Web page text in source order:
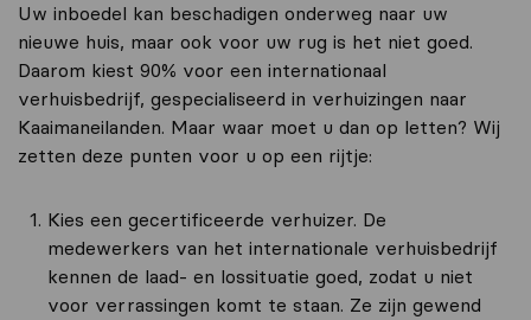
Uw inboedel kan beschadigen onderweg naar uw
nieuwe huis, maar ook voor uw rug is het niet goed.
Daarom kiest 90% voor een internationaal
verhuisbedrijf, gespecialiseerd in verhuizingen naar
Kaaimaneilanden. Maar waar moet u dan op letten? Wij
zetten deze punten voor u op een rijtje:
Kies een gecertificeerde verhuizer. De
medewerkers van het internationale verhuisbedrijf
kennen de laad- en lossituatie goed, zodat u niet
voor verrassingen komt te staan. Ze zijn gewend